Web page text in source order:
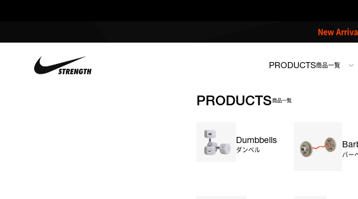
New
PRODUCTS商品一覧
PRODUCTS商品一覧
Dumbbells
ダンベル
バー
申し訳ございません。この商品には詳細情報がありません。